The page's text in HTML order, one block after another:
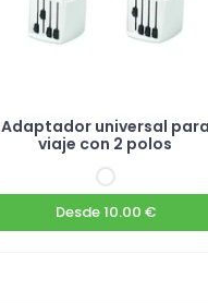
Adaptador universal para
viaje con 2 polos
Desde10.00 €